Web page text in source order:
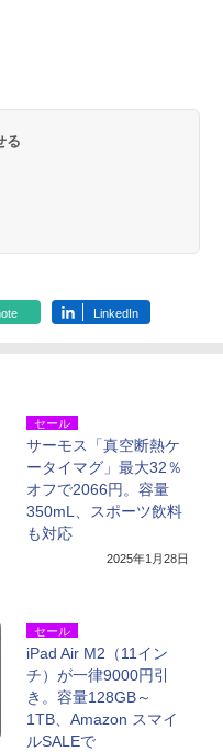
る
LinkedIn
セール
サーモス「真空断熱ケ
ータイマグ」最大32％
オフで2066円。容量
350mL、スポーツ飲料
も対応
2025年1月28日
セール
iPad Air M2（11イン
チ）が一律9000円引
き。容量128GB～
1TB、Amazon スマイ
ルSALEで